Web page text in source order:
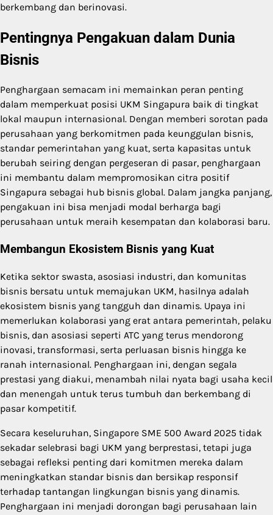
berkembang dan berinovasi.
Pentingnya Pengakuan dalam Dunia
Bisnis
Penghargaan semacam ini memainkan peran penting
dalam memperkuat posisi UKM Singapura baik di tingkat
lokal maupun internasional. Dengan memberi sorotan pada
perusahaan yang berkomitmen pada keunggulan bisnis,
standar pemerintahan yang kuat, serta kapasitas untuk
berubah seiring dengan pergeseran di pasar, penghargaan
ini membantu dalam mempromosikan citra positif
Singapura sebagai hub bisnis global. Dalam jangka panjang,
pengakuan ini bisa menjadi modal berharga bagi
perusahaan untuk meraih kesempatan dan kolaborasi baru.
Membangun Ekosistem Bisnis yang Kuat
Ketika sektor swasta, asosiasi industri, dan komunitas
bisnis bersatu untuk memajukan UKM, hasilnya adalah
ekosistem bisnis yang tangguh dan dinamis. Upaya ini
memerlukan kolaborasi yang erat antara pemerintah, pelaku
bisnis, dan asosiasi seperti ATC yang terus mendorong
inovasi, transformasi, serta perluasan bisnis hingga ke
ranah internasional. Penghargaan ini, dengan segala
prestasi yang diakui, menambah nilai nyata bagi usaha kecil
dan menengah untuk terus tumbuh dan berkembang di
pasar kompetitif.
Secara keseluruhan, Singapore SME 500 Award 2025 tidak
sekadar selebrasi bagi UKM yang berprestasi, tetapi juga
sebagai refleksi penting dari komitmen mereka dalam
meningkatkan standar bisnis dan bersikap responsif
terhadap tantangan lingkungan bisnis yang dinamis.
Penghargaan ini menjadi dorongan bagi perusahaan lain